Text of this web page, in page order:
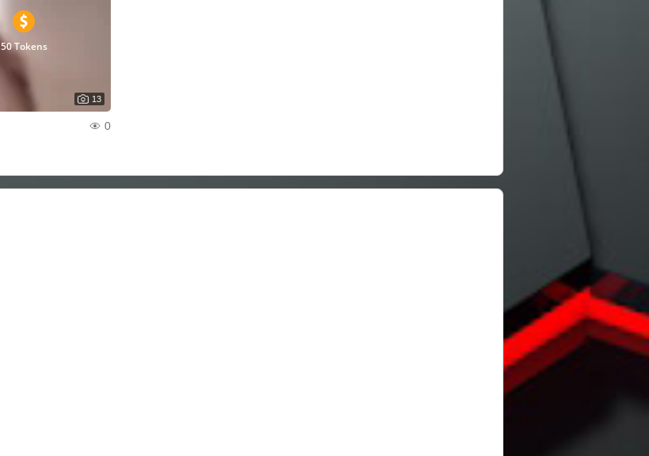
50 Tokens
13
0